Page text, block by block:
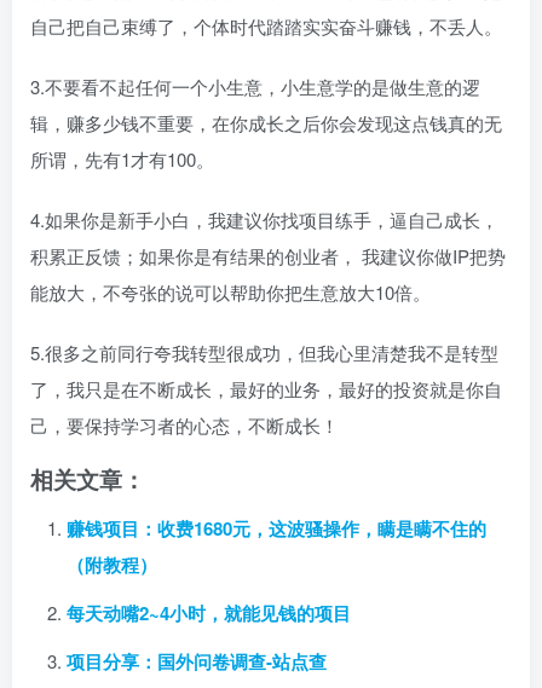
自己把自己束缚了，个体时代踏踏实实奋斗赚钱，不丢人。
3.不要看不起任何一个小生意，小生意学的是做生意的逻
辑，赚多少钱不重要，在你成长之后你会发现这点钱真的无
所谓，先有1才有100。
4.如果你是新手小白，我建议你找项目练手，逼自己成长，
积累正反馈；如果你是有结果的创业者， 我建议你做IP把势
能放大，不夸张的说可以帮助你把生意放大10倍。
5.很多之前同行夸我转型很成功，但我心里清楚我不是转型
了，我只是在不断成长，最好的业务，最好的投资就是你自
己，要保持学习者的心态，不断成长！
相关文章：
赚钱项目：收费1680元，这波骚操作，瞒是瞒不住的
（附教程）
每天动嘴2~4小时，就能见钱的项目
项目分享：国外问卷调查-站点查